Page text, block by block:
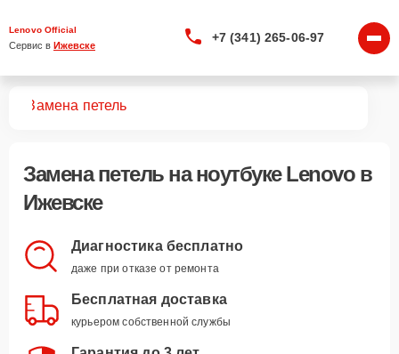
Lenovo Official
Сервис в Ижевске
+7 (341) 265-06-97
Замена петель
Замена петельна ноутбуке Lenovo в
Ижевске
Диагностика бесплатно
даже при отказе от ремонта
Бесплатная доставка
курьером собственной службы